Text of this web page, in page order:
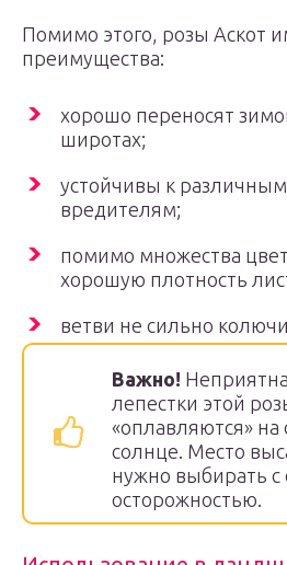
Помимо этого, розы Аскот
преимущества:
хорошо переносят
широтах;
устойчивы к
вредителям;
помимо множества
хорошую плотность
ветви не сильно
Важно!
лепестки этой
«оплавляются»
солнце. Место
нужно выбирать с
осторожностью.